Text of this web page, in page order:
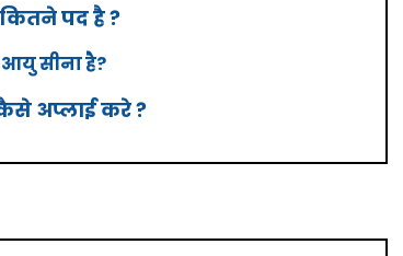
कितने पद है ?
आयु सीना है?
अप्लाई करे ?